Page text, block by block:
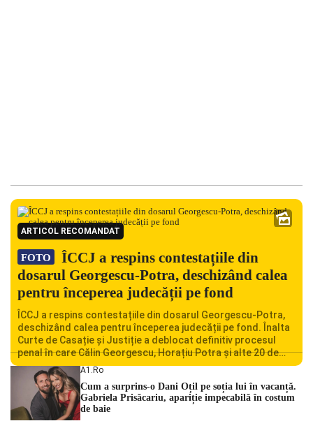
ARTICOL RECOMANDAT
FOTO
ÎCCJ a respins contestațiile din
dosarul Georgescu-Potra, deschizând calea
pentru începerea judecății pe fond
ÎCCJ a respins contestațiile din dosarul Georgescu-Potra,
deschizând calea pentru începerea judecății pe fond. Înalta
Curte de Casație și Justiție a deblocat definitiv procesul
penal în care Călin Georgescu, Horațiu Potra și alte 20 de
persoane sunt acuzați de acțiuni îndreptate împotriva
ordinii constituționale. În ședința din camera preliminară,
judecătorii de la instanța supremă au […]
A1.ro
Cum a surprins-o Dani Oțil pe soția lui în vacanță.
Gabriela Prisăcariu, apariție impecabilă în costum
de baie